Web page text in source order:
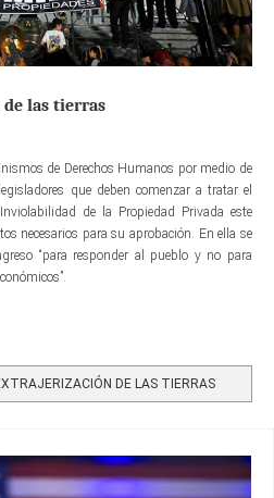
las tierras
de Derechos Humanos por medio de
que deben comenzar a tratar el
de la Propiedad Privada este
necesarios para su aprobación. En ella se
“para responder al pueblo y no para
DE LAS TIERRAS